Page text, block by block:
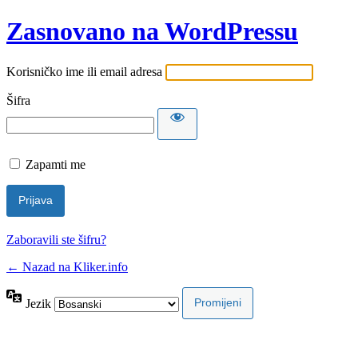
Zasnovano na WordPressu
Korisničko ime ili email adresa
Šifra
Zapamti me
Zaboravili ste šifru?
← Nazad na Kliker.info
Jezik